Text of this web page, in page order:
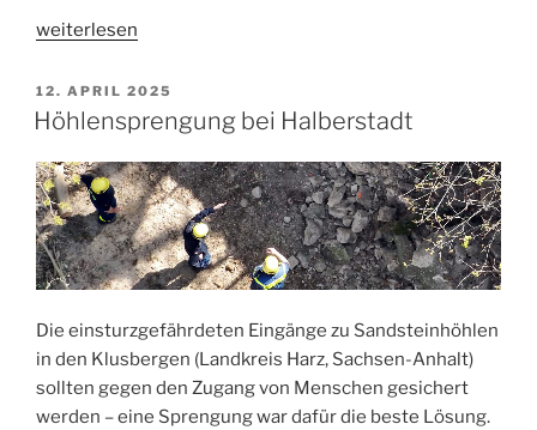
„HCP
Waldbrand-
Bekämpfung
Polen“
weiterlesen
VERÖFFENTLICHT
AM
12. APRIL 2025
Höhlensprengung bei Halberstadt
Die einsturzgefährdeten Eingänge zu Sandsteinhöhlen
in den Klusbergen (Landkreis Harz, Sachsen-Anhalt)
sollten gegen den Zugang von Menschen gesichert
werden – eine Sprengung war dafür die beste Lösung.